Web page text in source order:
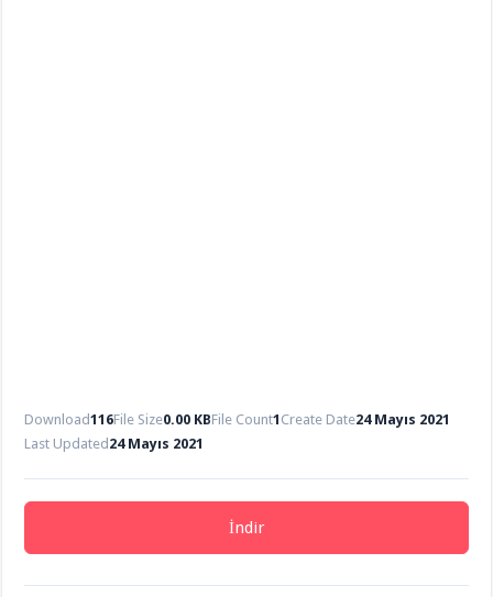
Download116File Size0.00 KBFile Count1 Create Date24 Mayıs 2021
Last Updated 24 Mayıs 2021
İndir